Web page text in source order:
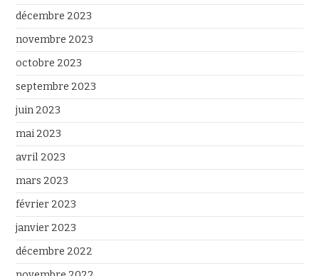
décembre 2023
novembre 2023
octobre 2023
septembre 2023
juin 2023
mai 2023
avril 2023
mars 2023
février 2023
janvier 2023
décembre 2022